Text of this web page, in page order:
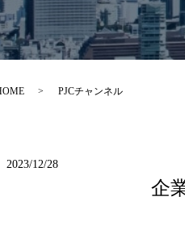
PJCチャンネル
2023/12/28
企